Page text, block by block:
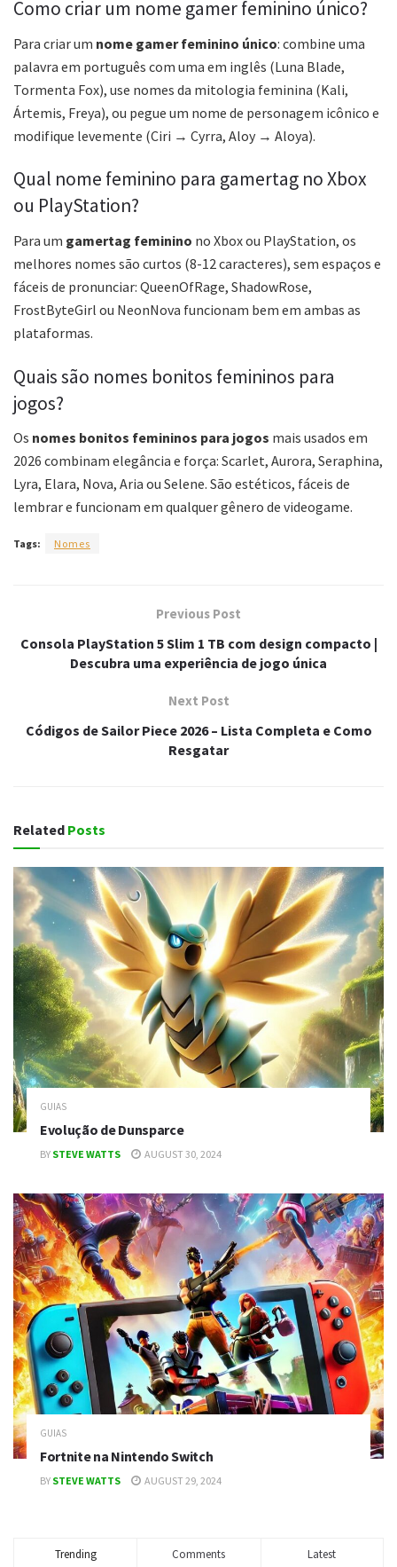
Como criar um nome gamer feminino único?
Para criar um nome gamer feminino único: combine uma
palavra em português com uma em inglês (Luna Blade,
Tormenta Fox), use nomes da mitologia feminina (Kali,
Ártemis, Freya), ou pegue um nome de personagem icônico e
modifique levemente (Ciri → Cyrra, Aloy → Aloya).
Qual nome feminino para gamertag no Xbox
ou PlayStation?
Para um gamertag feminino no Xbox ou PlayStation, os
melhores nomes são curtos (8-12 caracteres), sem espaços e
fáceis de pronunciar: QueenOfRage, ShadowRose,
FrostByteGirl ou NeonNova funcionam bem em ambas as
plataformas.
Quais são nomes bonitos femininos para
jogos?
Os nomes bonitos femininos para jogos mais usados em
2026 combinam elegância e força: Scarlet, Aurora, Seraphina,
Lyra, Elara, Nova, Aria ou Selene. São estéticos, fáceis de
lembrar e funcionam em qualquer gênero de videogame.
Tags: Nomes
Previous Post
Consola PlayStation 5 Slim 1 TB com design compacto |
Descubra uma experiência de jogo única
Next Post
Códigos de Sailor Piece 2026 – Lista Completa e Como
Resgatar
Related Posts
GUIAS
Evolução de Dunsparce
BY STEVE WATTS AUGUST 30, 2024
GUIAS
Fortnite na Nintendo Switch
BY STEVE WATTS AUGUST 29, 2024
Trending Comments Latest